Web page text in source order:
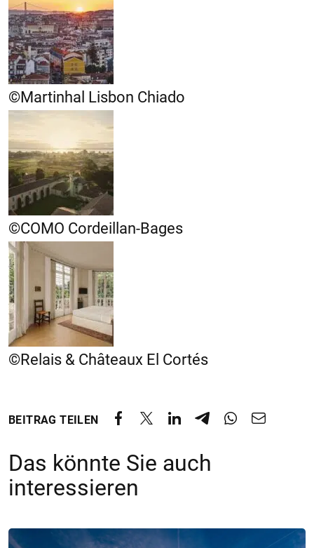
©Martinhal Lisbon Chiado
©COMO Cordeillan-Bages
©Relais & Châteaux El Cortés
BEITRAG TEILEN
Das könnte Sie auch
interessieren